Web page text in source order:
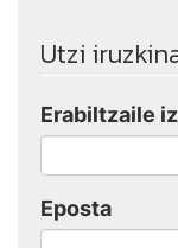
Utzi
Erabiltzaile
Eposta